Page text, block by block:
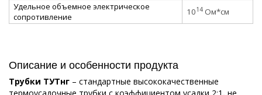
Удельное объемное электрическое
сопротивление
1014 Ом*см
Описание и особенности продукта
Трубки ТУТнг – стандартные высококачественные